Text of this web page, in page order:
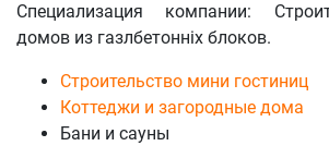
Специализация компании:
домов из газлбетонніх блоков.
Строительство мини гостиниц
Коттеджи и загородные дома
Бани и сауны